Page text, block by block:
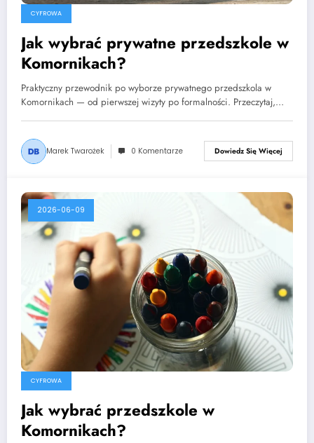
CYFROWA
Jak wybrać prywatne przedszkole w
Komornikach?
Praktyczny przewodnik po wyborze prywatnego przedszkola w
Komornikach — od pierwszej wizyty po formalności. Przeczytaj,…
Marek Twarożek 0 Komentarze Dowiedz Się Więcej
2026-06-09
CYFROWA
Jak wybrać przedszkole w
Komornikach?